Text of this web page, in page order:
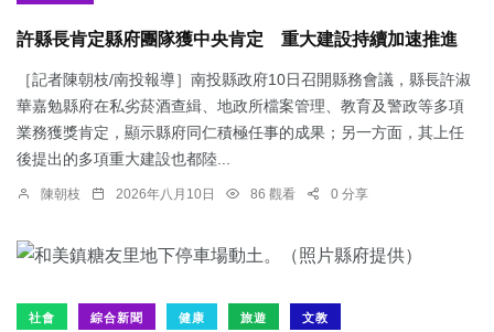
許縣長肯定縣府團隊獲中央肯定 重大建設持續加速推進
［記者陳朝枝/南投報導］南投縣政府10日召開縣務會議，縣長許淑
華嘉勉縣府在私劣菸酒查緝、地政所檔案管理、教育及警政等多項
業務獲獎肯定，顯示縣府同仁積極任事的成果；另一方面，其上任
後提出的多項重大建設也都陸...
陳朝枝 2026年八月10日 86 觀看 0 分享
社會 綜合新聞 健康 旅遊 文教